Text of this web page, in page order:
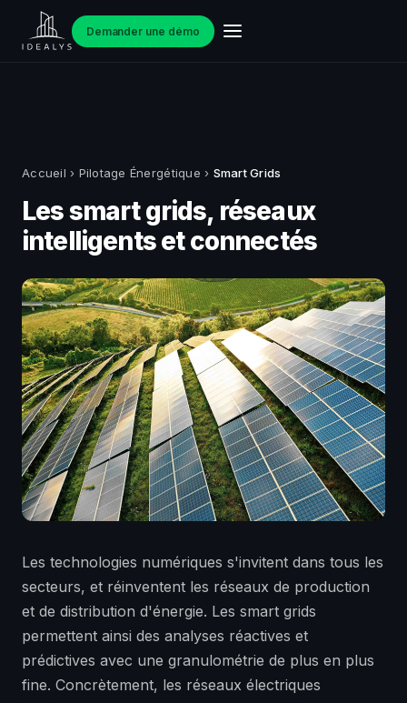
Demander une démo
Accueil › Pilotage Énergétique › Smart Grids
Les smart grids, réseaux
intelligents et connectés
Les technologies numériques s'invitent dans tous les
secteurs, et réinventent les réseaux de production
et de distribution d'énergie. Les smart grids
permettent ainsi des analyses réactives et
prédictives avec une granulométrie de plus en plus
fine. Concrètement, les réseaux électriques